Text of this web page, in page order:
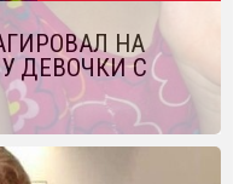
НА
ДЕВОЧКИ С